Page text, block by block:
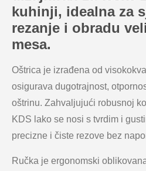
kuhinji, idealna za
rezanje i obradu
mesa.
Oštrica je izrađena od
osigurava dugotrajnost,
oštrinu. Zahvaljujući robusnoj
KDS lako se nosi s tvrdim i
precizne i čiste rezove bez
Ručka je ergonomski